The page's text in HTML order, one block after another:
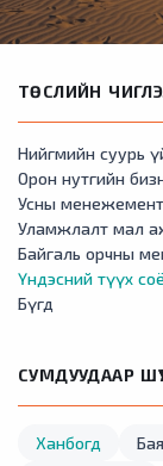
ТӨСЛИЙН
Нийгмийн суурь
Орон нутгийн
Усны менежемент
Уламжлалт мал
Байгаль орчны
Үндэсний түүх
Бүгд
СУМДУУДААР
Ханбогд